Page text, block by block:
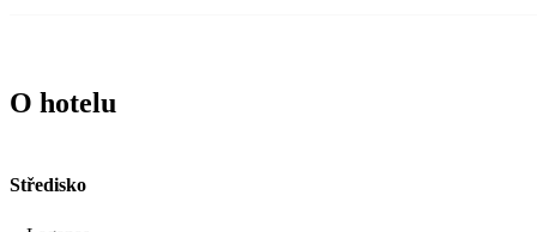
O hotelu
Středisko